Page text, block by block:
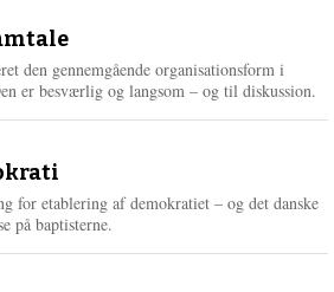
den gennemgående organisationsform i
er besværlig og langsom – og til diskussion.
for etablering af demokratiet – og det danske
på baptisterne.